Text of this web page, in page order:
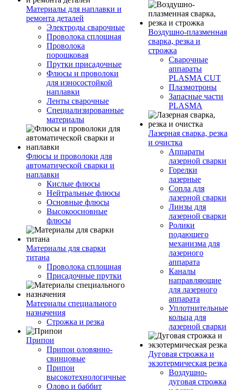
Материалы для наплавки и
ремонта деталей
Электроды сварочные
Проволока сплошная
Проволока
порошковая
Прутки присадочные
Флюсы и проволоки
для износостойкой
наплавки
Ленты сварочные
Специализированные
материалы
Флюсы и проволоки для
автоматической сварки и
наплавки
Кислые флюсы
Нейтральные флюсы
Основные флюсы
Высокоосновные
флюсы
Материалы для сварки
титана
Проволока сплошная
Присадочные прутки
Материалы специального
назначения
Строжка и резка
Припои
Припои оловянно-
свинцовые
Припои
высокотехнологичные
Олово и баббит
Воздушно-плазменная
сварка, резка и
строжка
Сварочные
аппараты
PLASMA CUT
Плазмотроны
Запасные части
PLASMA
Лазерная сварка, резка
и очистка
Аппараты
лазерной сварки
Горелки
лазерные
Сопла для
лазерной сварки
Линзы для
лазерной сварки
Ролики
подающего
механизма для
лазерного
аппарата
Каналы
направляющие
для лазерного
аппарата
Уплотнительные
кольца для
лазерной сварки
Дуговая строжка и
экзотермическая резка
Воздушно-
дуговая строжка